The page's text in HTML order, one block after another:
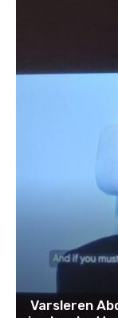
Varsleren